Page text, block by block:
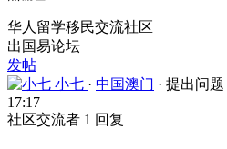
华人留学移民交流社区
出国易论坛
发帖
小七 · 中国澳门 · 提出问题
17:17
社区交流者 1 回复